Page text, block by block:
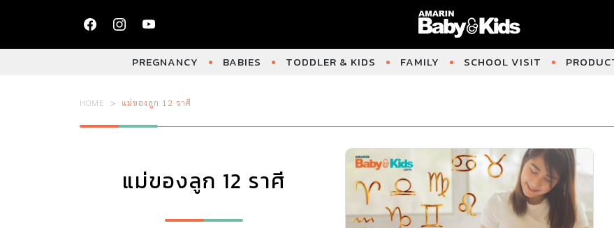
PREGNANCY BABIES TODDLER & KIDS FAMILY SCHOOL VISIT
HOME แม่ของลูก 12 ราศี
แม่ของลูก 12 ราศี